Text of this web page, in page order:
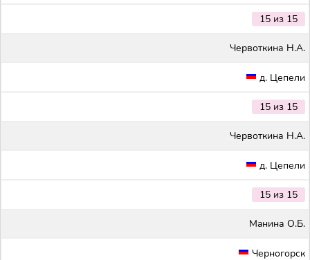
15 из 15
Червоткина Н.А.
д. Цепели
15 из 15
Червоткина Н.А.
д. Цепели
15 из 15
Maнина О.Б.
Черногорск